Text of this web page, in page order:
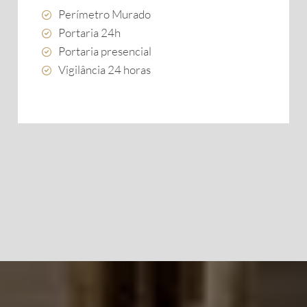
Perímetro Murado
Portaria 24h
Portaria presencial
Vigilância 24 horas